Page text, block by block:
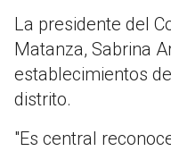
La presidente del
Matanza, Sabrina
establecimientos
distrito.
"Es central